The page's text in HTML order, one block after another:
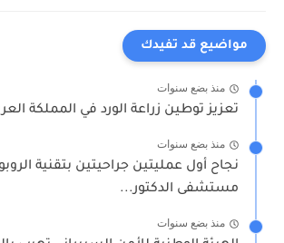
مواضيع قد تفيدك
منذ بضع سنوات
تعزيز توطين زراعة الورد في المملكة
منذ بضع سنوات
نجاح أول عمليتين جراحيتين بتقنية
مستشفى الدكتور...
منذ بضع سنوات